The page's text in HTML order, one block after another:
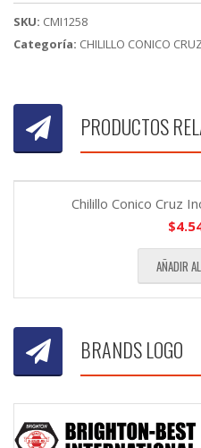
SKU: CMI1258
Categoría: CHILILLO CONICO
PRODUCTOS
Chilillo Conico Cruz
$
AÑADIR
BRANDS LOGO